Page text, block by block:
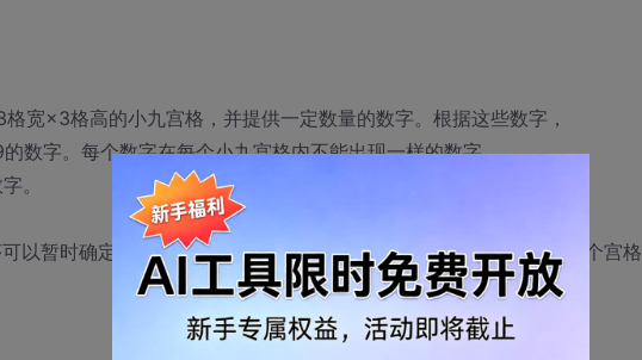
宽×3格高的小九宫格，并提供一定数量的数字。根据这些数字，
数字。每个数字在每个小九宫格内不能出现一样的数字，
。
以暂时确定随机数的位置，但是要产生1-9的随机数而且每行每列每个宫格